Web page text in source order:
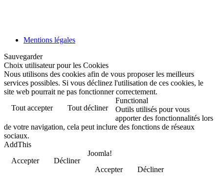
Mentions légales
Sauvegarder
Choix utilisateur pour les Cookies
Nous utilisons des cookies afin de vous proposer les meilleurs
services possibles. Si vous déclinez l'utilisation de ces cookies, le
site web pourrait ne pas fonctionner correctement.
Tout accepter
Tout décliner
Functional
Outils utilisés pour vous
apporter des fonctionnalités lors
de votre navigation, cela peut inclure des fonctions de réseaux
sociaux.
AddThis
Accepter
Décliner
Joomla!
Accepter
Décliner